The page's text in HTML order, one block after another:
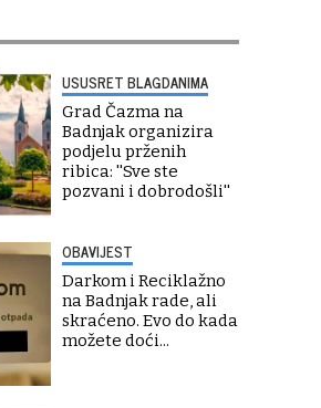
USUSRET BLAGDANIMA
Grad Čazma na
Badnjak organizira
podjelu prženih
ribica: ''Sve ste
pozvani i dobrodošli''
OBAVIJEST
Darkom i Reciklažno
na Badnjak rade, ali
skraćeno. Evo do kada
možete doći...